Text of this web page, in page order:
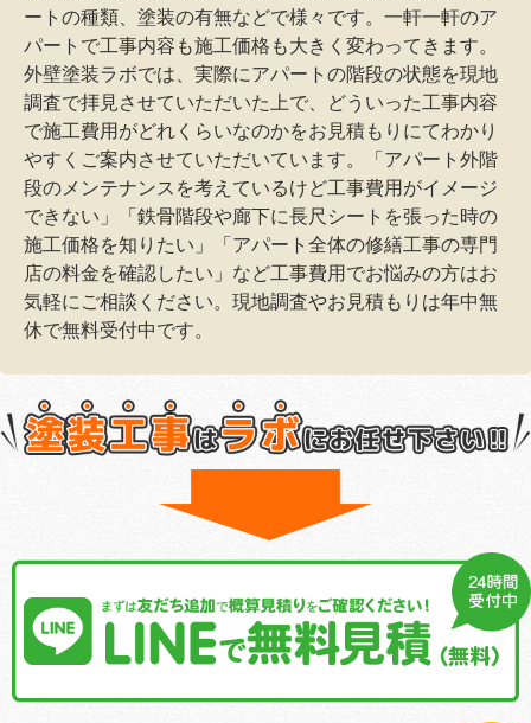
ートの種類、塗装の有無などで様々です。一軒一軒のア
パートで工事内容も施工価格も大きく変わってきます。
外壁塗装ラボでは、実際にアパートの階段の状態を現地
調査で拝見させていただいた上で、どういった工事内容
で施工費用がどれくらいなのかをお見積もりにてわかり
やすくご案内させていただいています。「アパート外階
段のメンテナンスを考えているけど工事費用がイメージ
できない」「鉄骨階段や廊下に長尺シートを張った時の
施工価格を知りたい」「アパート全体の修繕工事の専門
店の料金を確認したい」など工事費用でお悩みの方はお
気軽にご相談ください。現地調査やお見積もりは年中無
休で無料受付中です。